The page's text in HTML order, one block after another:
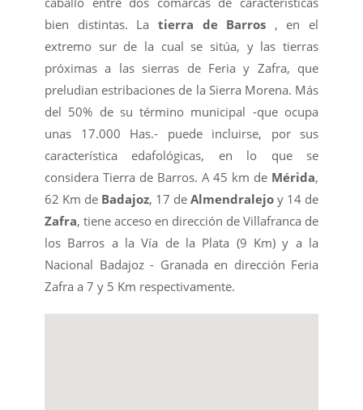
bien distintas. La tierra de Barros , en el
extremo sur de la cual se sitúa, y las tierras
próximas a las sierras de Feria y Zafra, que
preludian estribaciones de la Sierra Morena. Más
del 50% de su término municipal -que ocupa
unas 17.000 Has.- puede incluirse, por sus
característica edafológicas, en lo que se
considera Tierra de Barros. A 45 km de Mérida,
62 Km de Badajoz, 17 de Almendralejo y 14 de
Zafra, tiene acceso en dirección de Villafranca de
los Barros a la Vía de la Plata (9 Km) y a la
Nacional Badajoz - Granada en dirección Feria
Zafra a 7 y 5 Km respectivamente.